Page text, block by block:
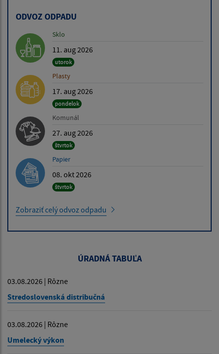
ODVOZ ODPADU
Sklo
11. aug 2026
utorok
Plasty
17. aug 2026
pondelok
Komunál
27. aug 2026
štvrtok
Papier
08. okt 2026
štvrtok
Zobraziť celý odvoz odpadu
ÚRADNÁ TABUĽA
03.08.2026 | Rôzne
Stredoslovenská distribučná
03.08.2026 | Rôzne
Umelecký výkon